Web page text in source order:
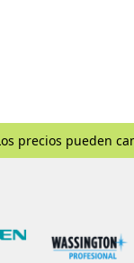
precios pueden